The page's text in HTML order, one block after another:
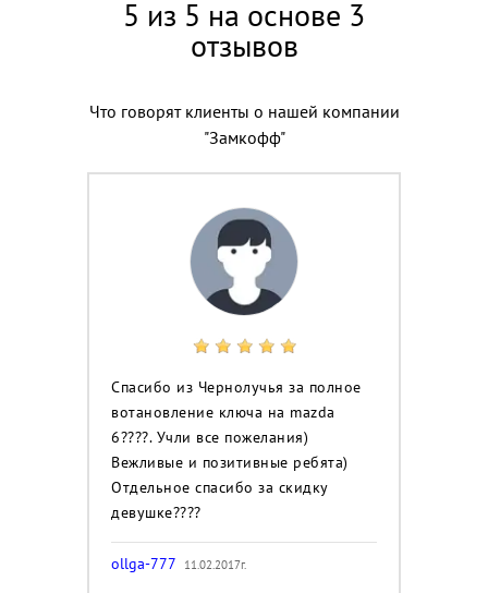
5 из 5 на основе 3
отзывов
Что говорят клиенты о нашей компании
"Замкофф"
Спасибо из Чернолучья за полное
вотановление ключа на mazda
6????. Учли все пожелания)
Вежливые и позитивные ребята)
Отдельное спасибо за скидку
девушке????
ollga-777 11.02.2017г.